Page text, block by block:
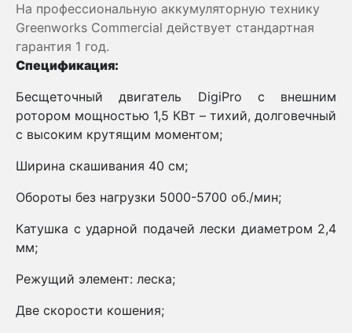
На профессиональную аккумуляторную технику
Greenworks Сommercial действует стандартная
гарантия 1 год.
Спецификация:
Бесщеточный двигатель DigiPro c внешним
ротором мощностью 1,5 КВт – тихий, долговечный
с высоким крутящим моментом;
Ширина скашивания 40 см;
Обороты без нагрузки 5000-5700 об./мин;
Катушка с ударной подачей лески диаметром 2,4
мм;
Режущий элемент: леска;
Две скорости кошения;